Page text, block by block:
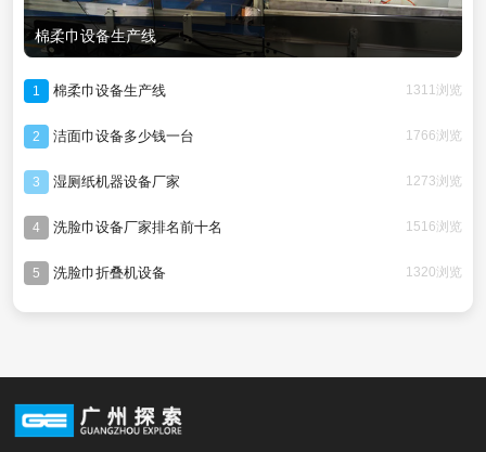
棉柔巾设备生产线
1 棉柔巾设备生产线 1311浏览
2 洁面巾设备多少钱一台 1766浏览
3 湿厕纸机器设备厂家 1273浏览
4 洗脸巾设备厂家排名前十名 1516浏览
5 洗脸巾折叠机设备 1320浏览